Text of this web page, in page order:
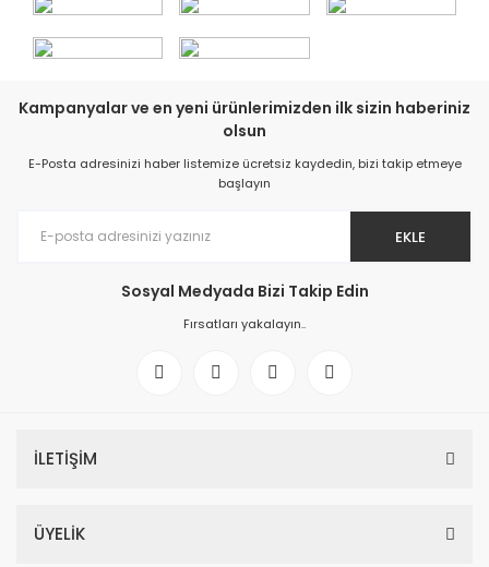
Kampanyalar ve en yeni ürünlerimizden ilk sizin haberiniz
olsun
E-Posta adresinizi haber listemize ücretsiz kaydedin, bizi takip etmeye
başlayın
EKLE
Sosyal Medyada Bizi Takip Edin
Fırsatları yakalayın..
İLETİŞİM
ÜYELİK